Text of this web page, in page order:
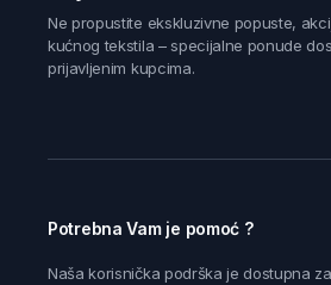
Ne propustite ekskluzivne popuste,
kućnog tekstila – specijalne ponude
prijavljenim kupcima.
Potrebna Vam je pomoć ?
Naša korisnička podrška je dostupna